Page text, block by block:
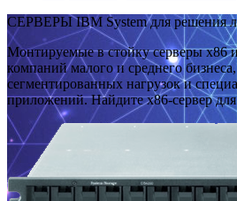
СЕРВЕРЫ IBM System для решения
Монтируемые в стойку серверы x86
компаний малого и среднего
сегментированных нагрузок и
приложений. Найдите x86-сервер